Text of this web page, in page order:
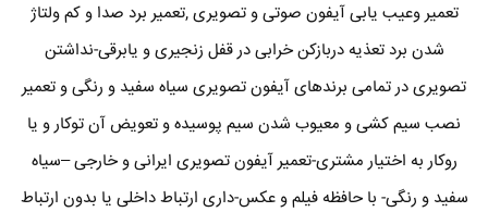
تعمیر وعیب یابی آیفون صوتی و تصویری ,تعمیر برد صدا و کم ولتاژ
شدن برد تعذیه دربازکن خرابی در قفل زنجیری و یابرقی-نداشتن
تصویری در تمامی برندهای آیفون تصویری سیاه سفید و رنگی و تعمیر
نصب سیم کشی و معیوب شدن سیم پوسیده و تعویض آن توکار و یا
روکار به اختیار مشتری-تعمیر آیفون تصویری ایرانی و خارجی –سیاه
سفید و رنگی- با حافظه فیلم و عکس-داری ارتباط داخلی یا بدون ارتباط